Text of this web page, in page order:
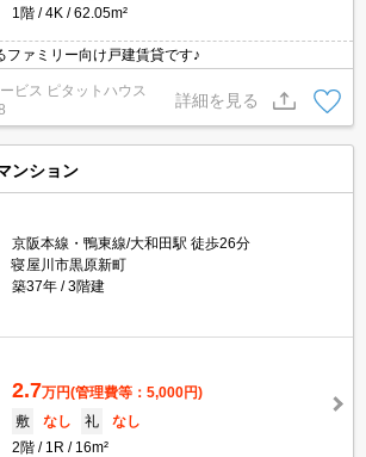
1階
4K 62.05m²
ファミリー向け戸建賃貸です♪
ビス ピタットハウス
詳細を見る
ンション
京阪本線・鴨東線/大和田駅 徒歩26分
寝屋川市黒原新町
築37年
3階建
2.7万円(管理費等：5,000円)
敷
なし 礼
なし
2階
1R 16m²